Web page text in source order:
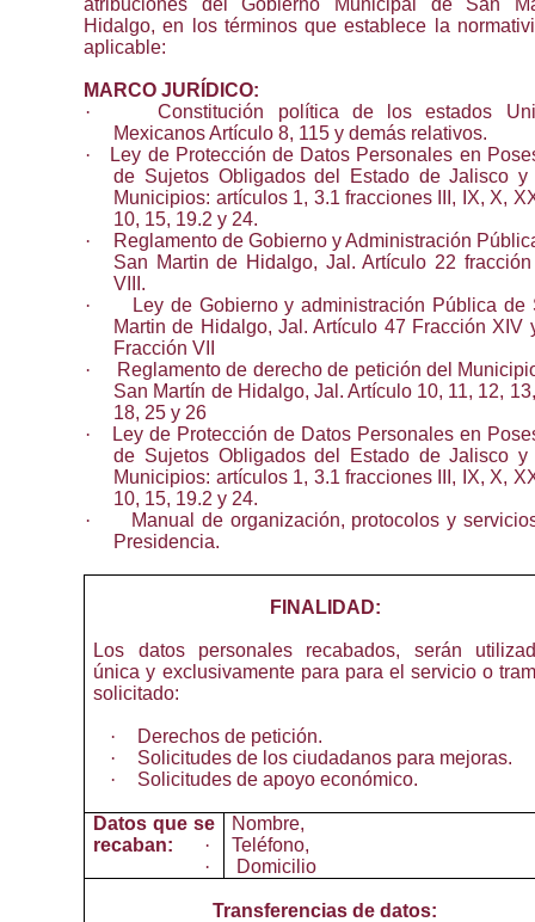
atribuciones del Gobierno Municipal de San
Hidalgo, en los términos que establece la
aplicable:
MARCO JURÍDICO:
·
Constitución política de los estados
Mexicanos Artículo 8, 115 y demás relativos.
·
Ley de Protección de Datos Personales en
de Sujetos Obligados del Estado de Jalisco y
Municipios: artículos 1, 3.1 fracciones III, IX, X,
10, 15, 19.2 y 24.
·
Reglamento de Gobierno y Administración
San Martin de Hidalgo, Jal. Artículo 22
VIII.
·
Ley de Gobierno y administración Pública de
Martin de Hidalgo, Jal. Artículo 47 Fracción XIV
Fracción VII
·
Reglamento de derecho de petición del
San Martín de Hidalgo, Jal. Artículo 10, 11, 12,
18, 25 y 26
·
Ley de Protección de Datos Personales en
de Sujetos Obligados del Estado de Jalisco y
Municipios: artículos 1, 3.1 fracciones III, IX, X,
10, 15, 19.2 y 24.
·
Manual de organización, protocolos y
Presidencia.
FINALIDAD:
Los datos personales recabados, serán
única y exclusivamente para para el servicio o
solicitado:
·
Derechos de petición.
·
Solicitudes de los ciudadanos para mejoras.
·
Solicitudes de apoyo económico.
Datos que se
recaban:
·
Nombre,
·
Teléfono,
·
Domicilio
Transferencias de datos: